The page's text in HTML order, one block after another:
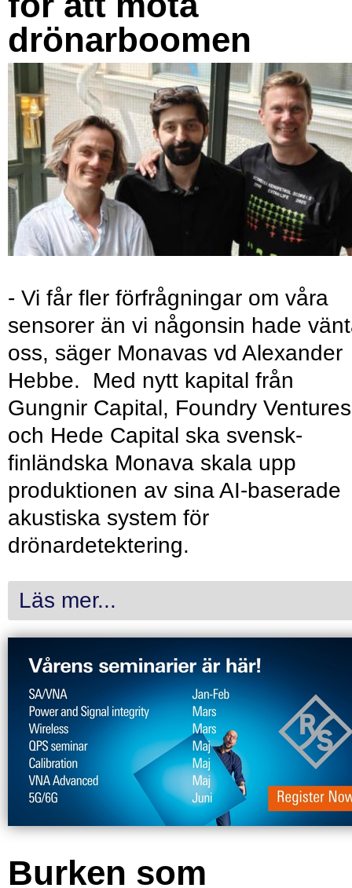
drönarboomen
- Vi får fler förfrågningar om våra
sensorer än vi någonsin hade
oss, säger Monavas vd Alexander
Hebbe. Med nytt kapital från
Gungnir Capital, Foundry Ventures
och Hede Capital ska svensk-
finländska Monava skala upp
produktionen av sina AI-baserade
akustiska system för
drönardetektering.
Läs mer...
Burken som